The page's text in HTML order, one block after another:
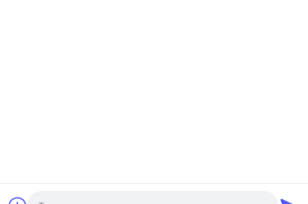
Copyright © 2024-2026 . Tous